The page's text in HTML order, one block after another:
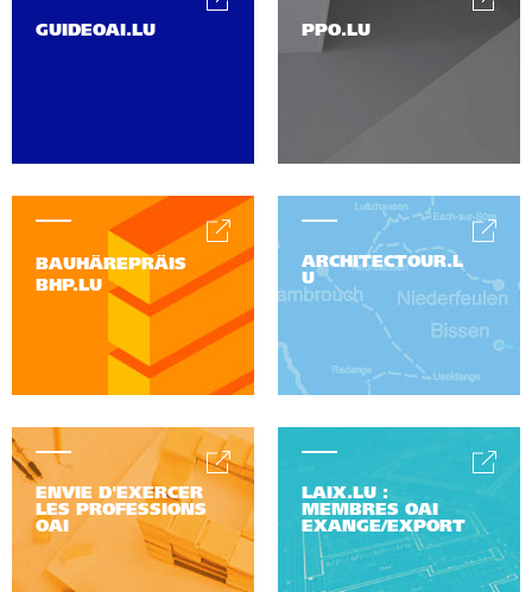
PPO.LU
GUIDEOAI.LU
BAUHÄREPRÄIS
BHP.LU
ARCHITECTOUR.L
U
ENVIE D'EXERCER
LES PROFESSIONS
OAI
LAIX.LU :
MEMBRES OAI
EXANGE/EXPORT